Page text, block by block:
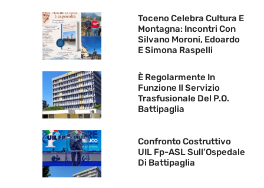
Toceno Celebra Cultura E
Montagna: Incontri Con
Silvano Moroni, Edoardo
E Simona Raspelli
È Regolarmente In
Funzione Il Servizio
Trasfusionale Del P.O.
Battipaglia
Confronto Costruttivo
UIL Fp-ASL Sull’Ospedale
Di Battipaglia